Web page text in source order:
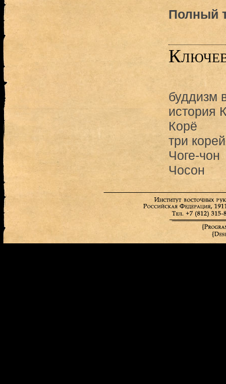
Полный
буддизм
история
Корё
три
Чоге-чон
Чосон